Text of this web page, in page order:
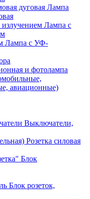
Лампа
Лампа с
Лампа с УФ-
и фотолампа
авиационные)
Выключатели,
Розетка силовая
Блок
Блок розеток,